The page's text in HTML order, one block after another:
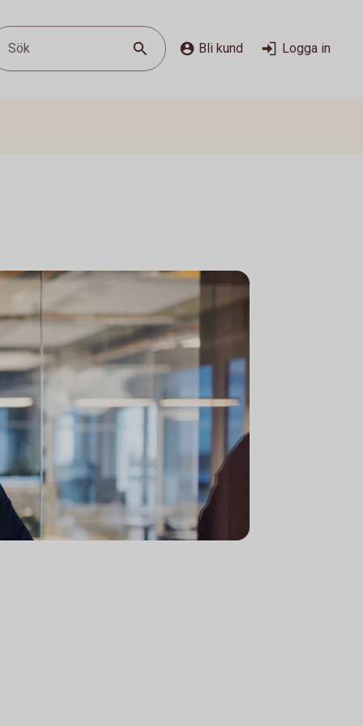
Sök Bli kund Logga in